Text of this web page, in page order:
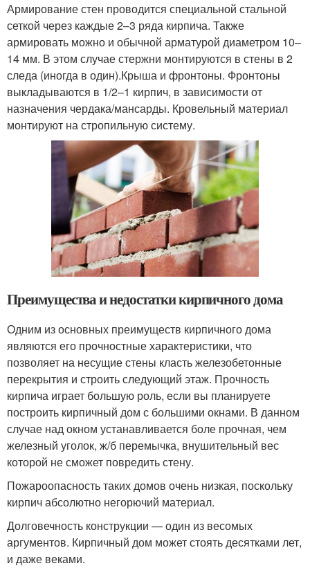
Армирование стен проводится специальной стальной
сеткой через каждые 2–3 ряда кирпича. Также
армировать можно и обычной арматурой диаметром 10–
14 мм. В этом случае стержни монтируются в стены в 2
следа (иногда в один).Крыша и фронтоны. Фронтоны
выкладываются в 1/2–1 кирпич, в зависимости от
назначения чердака/мансарды. Кровельный материал
монтируют на стропильную систему.
Преимущества и недостатки кирпичного дома
Одним из основных преимуществ кирпичного дома
являются его прочностные характеристики, что
позволяет на несущие стены класть железобетонные
перекрытия и строить следующий этаж. Прочность
кирпича играет большую роль, если вы планируете
построить кирпичный дом с большими окнами. В данном
случае над окном устанавливается боле прочная, чем
железный уголок, ж/б перемычка, внушительный вес
которой не сможет повредить стену.
Пожароопасность таких домов очень низкая, поскольку
кирпич абсолютно негорючий материал.
Долговечность конструкции — один из весомых
аргументов. Кирпичный дом может стоять десятками лет,
и даже веками.